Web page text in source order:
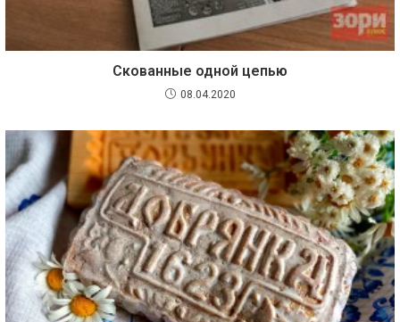
Скованные одной цепью
08.04.2020